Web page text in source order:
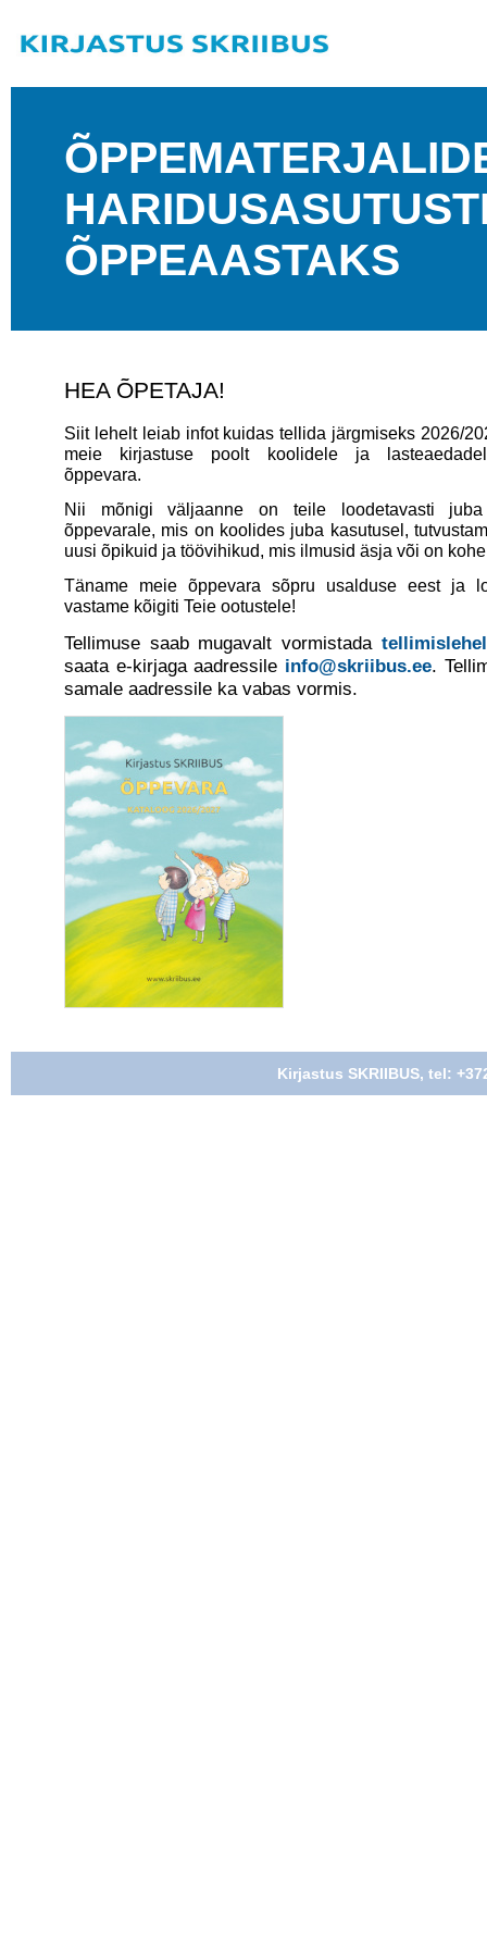
ÕPPEAASTAKS
HEA ÕPETAJA!
Siit lehelt leiab infot kuidas tellida järgmiseks 2026/
meie kirjastuse poolt koolidele ja
õppevara.
Nii mõnigi väljaanne on teile loodetavasti
õppevarale, mis on koolides juba kasutusel,
uusi õpikuid ja töövihikud, mis ilmusid äsja või on
Täname meie õppevara sõpru usalduse eest ja
vastame kõigiti Teie ootustele!
Tellimuse saab mugavalt vormistada
saata e-kirjaga aadressile info@skriibus.ee.
samale aadressile ka vabas vormis.
Kirjastus SKRIIBUS, tel: